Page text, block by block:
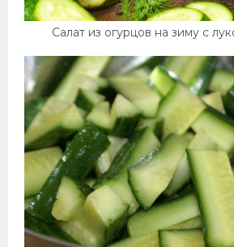
Салат из огурцов на зиму с